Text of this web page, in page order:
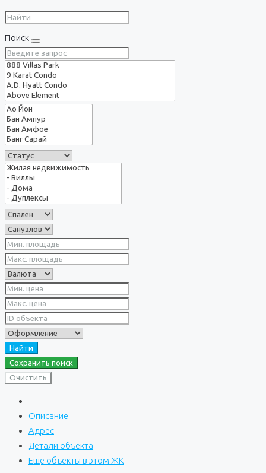
Поиск
Найти
Сохранить поиск
Очистить
Описание
Адрес
Детали объекта
Еще объекты в этом ЖК